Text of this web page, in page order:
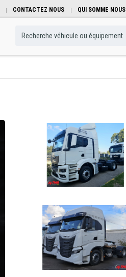
CONTACTEZ NOUS QUI SOMME NOUS